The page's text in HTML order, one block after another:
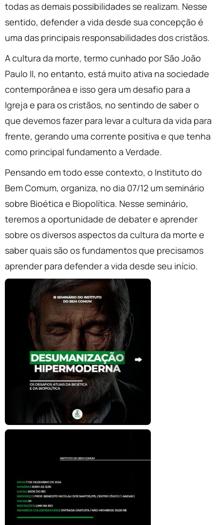
todas as demais possibilidades se realizam. Nesse
sentido, defender a vida desde sua concepção é
uma das principais responsabilidades dos cristãos.
A cultura da morte, termo cunhado por São João
Paulo II, no entanto, está muito ativa na sociedade
contemporânea e isso gera um desafio para a
Igreja e para os cristãos, no sentindo de saber o
que devemos fazer para levar a cultura da vida para
frente, gerando uma corrente positiva e que tenha
como principal fundamento a Verdade.
Pensando em todo esse contexto, o Instituto do
Bem Comum, organiza, no dia 07/12 um seminário
sobre Bioética e Biopolítica. Nesse seminário,
teremos a oportunidade de debater e aprender
sobre os diversos aspectos da cultura da morte e
saber quais são os fundamentos que precisamos
aprender para defender a vida desde seu início.